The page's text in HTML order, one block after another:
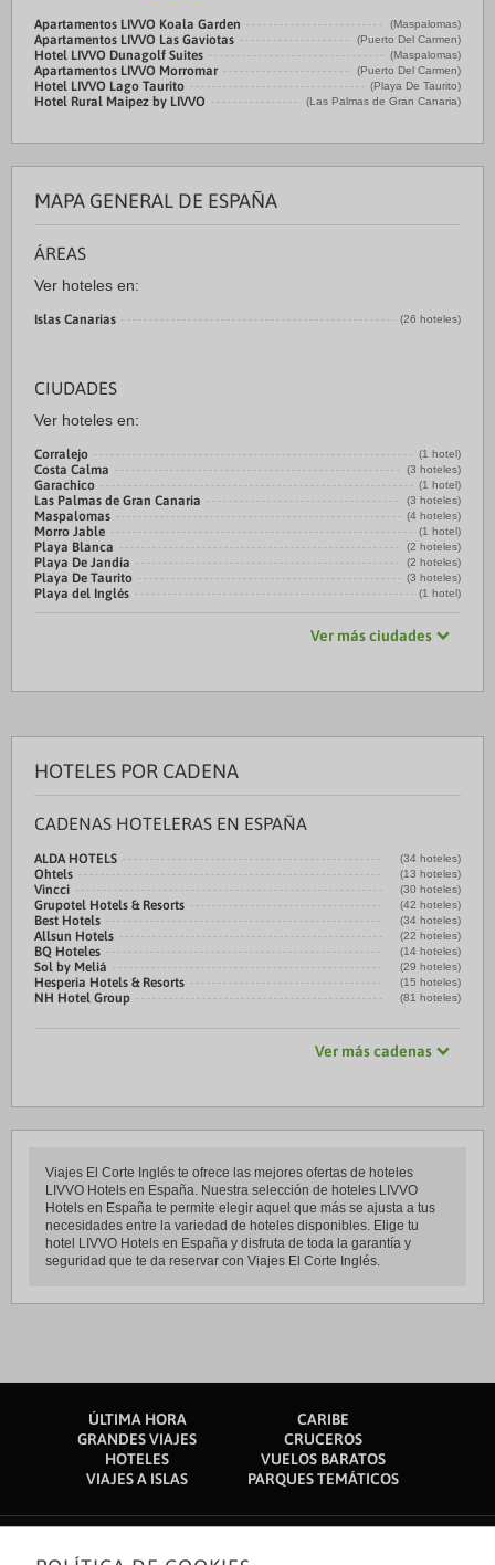
Apartamentos LIVVO Koala Garden (Maspalomas)
Apartamentos LIVVO Las Gaviotas (Puerto Del Carmen)
Hotel LIVVO Dunagolf Suites (Maspalomas)
Apartamentos LIVVO Morromar (Puerto Del Carmen)
Hotel LIVVO Lago Taurito (Playa De Taurito)
Hotel Rural Maipez by LIVVO (Las Palmas de Gran Canaria)
MAPA GENERAL DE ESPAÑA
ÁREAS
Ver hoteles en:
Islas Canarias (26 hoteles)
CIUDADES
Ver hoteles en:
Corralejo (1 hotel)
Costa Calma (3 hoteles)
Garachico (1 hotel)
Las Palmas de Gran Canaria (3 hoteles)
Maspalomas (4 hoteles)
Morro Jable (1 hotel)
Playa Blanca (2 hoteles)
Playa De Jandía (2 hoteles)
Playa De Taurito (3 hoteles)
Playa del Inglés (1 hotel)
Ver más ciudades
HOTELES POR CADENA
CADENAS HOTELERAS EN ESPAÑA
ALDA HOTELS (34 hoteles)
Ohtels (13 hoteles)
Vincci (30 hoteles)
Grupotel Hotels & Resorts (42 hoteles)
Best Hotels (34 hoteles)
Allsun Hotels (22 hoteles)
BQ Hoteles (14 hoteles)
Sol by Meliá (29 hoteles)
Hesperia Hotels & Resorts (15 hoteles)
NH Hotel Group (81 hoteles)
Ver más cadenas
Viajes El Corte Inglés te ofrece las mejores ofertas de hoteles
LIVVO Hotels en España. Nuestra selección de hoteles LIVVO
Hotels en España te permite elegir aquel que más se ajusta a tus
necesidades entre la variedad de hoteles disponibles. Elige tu
hotel LIVVO Hotels en España y disfruta de toda la garantía y
seguridad que te da reservar con Viajes El Corte Inglés.
ÚLTIMA HORA
CARIBE
GRANDES VIAJES
CRUCEROS
HOTELES
VUELOS BARATOS
VIAJES A ISLAS
PARQUES TEMÁTICOS